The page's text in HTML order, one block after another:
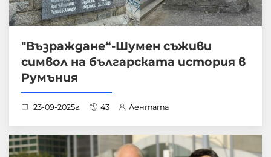
"Възраждане“-Шумен съживи
символ на българската история в
Румъния
23-09-2025г. 43 Лентата